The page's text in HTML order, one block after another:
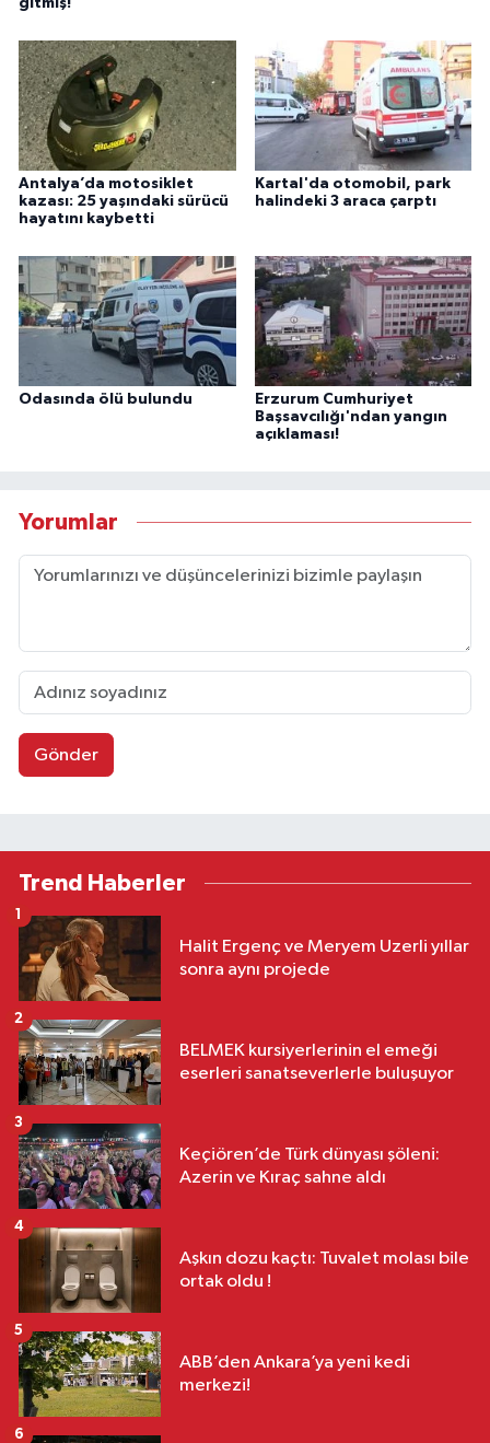
gitmiş!
Antalya’da motosiklet
kazası: 25 yaşındaki sürücü
hayatını kaybetti
Kartal'da otomobil, park
halindeki 3 araca çarptı
Odasında ölü bulundu
Erzurum Cumhuriyet
Başsavcılığı'ndan yangın
açıklaması!
Yorumlar
Gönder
Trend Haberler
Halit Ergenç ve Meryem Uzerli yıllar
sonra aynı projede
1
BELMEK kursiyerlerinin el emeği
eserleri sanatseverlerle buluşuyor
2
Keçiören’de Türk dünyası şöleni:
Azerin ve Kıraç sahne aldı
3
Aşkın dozu kaçtı: Tuvalet molası bile
ortak oldu !
4
ABB’den Ankara’ya yeni kedi
merkezi!
5
6